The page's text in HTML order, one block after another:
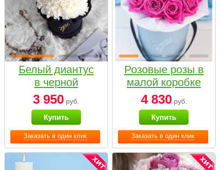
Заказать в один клик
Белый диантус
в черной
коробке Small
3 950 руб.
Купить
Заказать в один клик
Розовые розы в
малой коробке
4 830руб.
Купить